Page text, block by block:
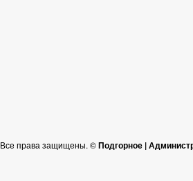
Все права защищены. ©Подгорное |